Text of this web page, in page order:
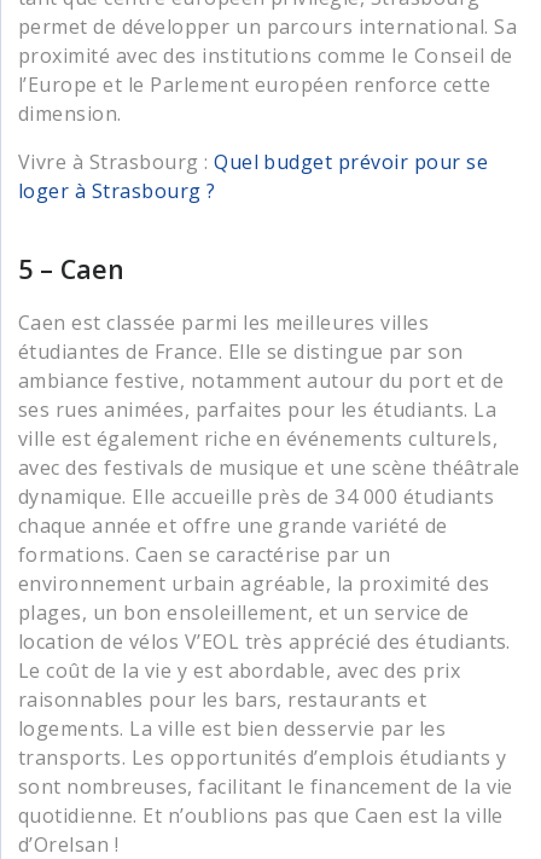
permet de développer un parcours international. Sa
proximité avec des institutions comme le Conseil de
l’Europe et le Parlement européen renforce cette
dimension.
Vivre à Strasbourg :Quel budget prévoir pour se
loger à Strasbourg ?
5 – Caen
Caen est classée parmi les meilleures villes
étudiantes de France. Elle se distingue par son
ambiance festive, notamment autour du port et de
ses rues animées, parfaites pour les étudiants. La
ville est également riche en événements culturels,
avec des festivals de musique et une scène théâtrale
dynamique. Elle accueille près de 34 000 étudiants
chaque année et offre une grande variété de
formations. Caen se caractérise par un
environnement urbain agréable, la proximité des
plages, un bon ensoleillement, et un service de
location de vélos V’EOL très apprécié des étudiants.
Le coût de la vie y est abordable, avec des prix
raisonnables pour les bars, restaurants et
logements. La ville est bien desservie par les
transports. Les opportunités d’emplois étudiants y
sont nombreuses, facilitant le financement de la vie
quotidienne. Et n’oublions pas que Caen est la ville
d’Orelsan !